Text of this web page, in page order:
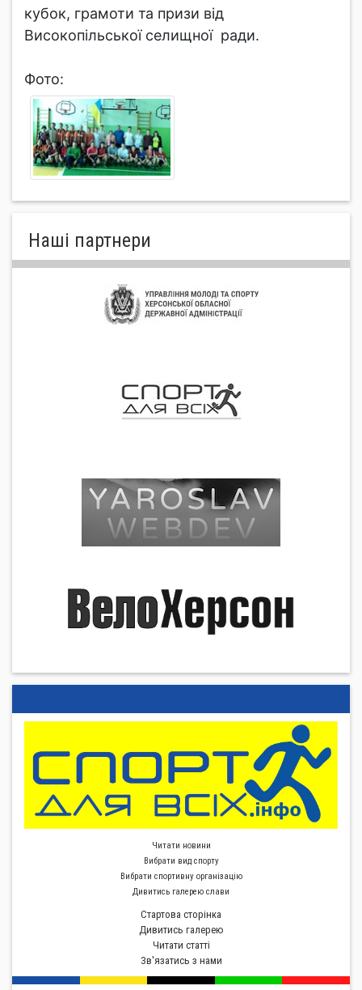
кубок, грамоти та призи від
Високопільської селищної ради.
Фото:
Нашi партнери
Читати новини
Вибрати вид спорту
Вибрати спортивну органiзацiю
Дивитись галерею слави
Стартова сторiнка
Дивитись галерею
Читати статті
Зв'язатись з нами